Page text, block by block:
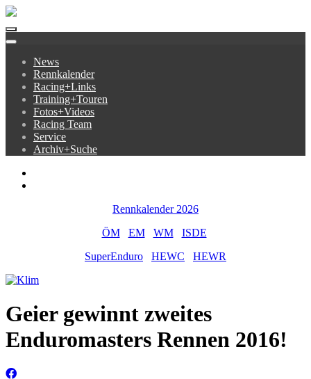
News
Rennkalender
Racing+Links
Training+Touren
Fotos+Videos
Racing Team
Service
Archiv+Suche
Rennkalender 2026
ÖM
EM WM
ISDE
SuperEnduro
HEWC HEWR
Geier gewinnt zweites
Enduromasters Rennen 2016!